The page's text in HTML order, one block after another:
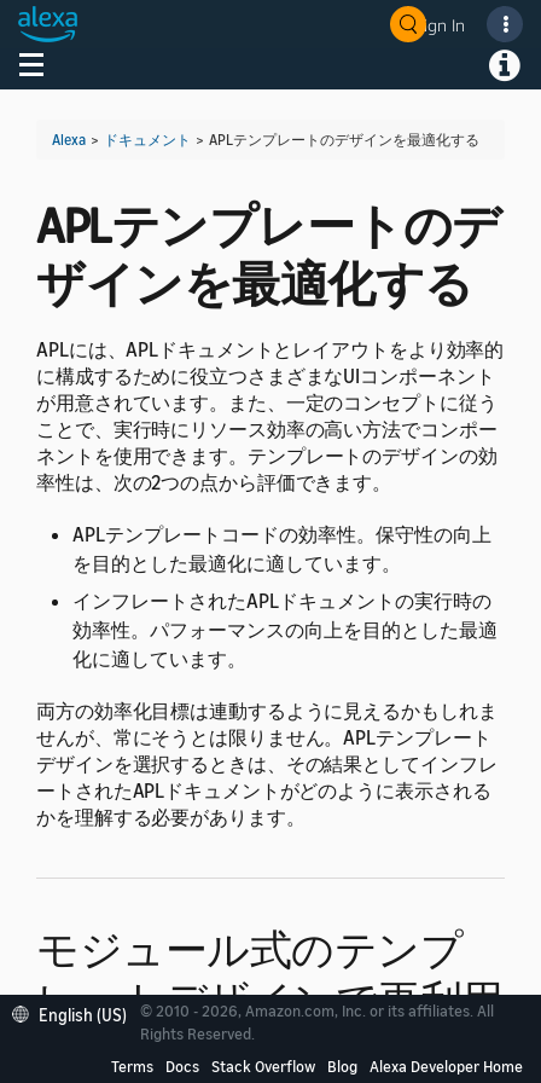
Sign In
Toggle navigation
Alexa > ドキュメント > APLテンプレートのデザインを最適化する
APLテンプレートのデ
ザインを最適化する
APLには、APLドキュメントとレイアウトをより効率的
に構成するために役立つさまざまなUIコンポーネント
が用意されています。また、一定のコンセプトに従う
ことで、実行時にリソース効率の高い方法でコンポー
ネントを使用できます。 テンプレートのデザインの効
率性は、次の2つの点から評価できます。
APLテンプレートコードの効率性。保守性の向上
を目的とした最適化に適しています。
インフレートされたAPLドキュメントの実行時の
効率性。パフォーマンスの向上を目的とした最適
化に適しています。
両方の効率化目標は連動するように見えるかもしれま
せんが、常にそうとは限りません。APLテンプレート
デザインを選択するときは、その結果としてインフレ
ートされたAPLドキュメントがどのように表示される
かを理解する必要があります。
モジュール式のテンプ
レートデザインで再利用
性を高める
English (US)
© 2010 - 2026, Amazon.com, Inc. or its affiliates. All
Rights Reserved.
Terms
Docs Stack Overflow Blog Alexa Developer Home
Welcome! Ask the DevAssistant